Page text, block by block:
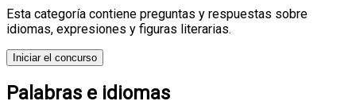
Esta categoría contiene preguntas y respuestas sobre
idiomas, expresiones y figuras literarias.
Iniciar el concurso
Palabras e idiomas